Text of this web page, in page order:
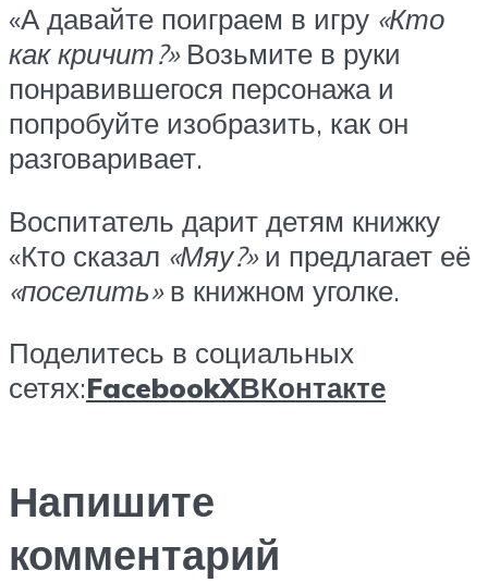
«А давайте поиграем в игру «Кто
как кричит?»Возьмите в руки
понравившегося персонажа и
попробуйте изобразить, как он
разговаривает.
Воспитатель дарит детям книжку
«Кто сказал «Мяу?»и предлагает её
«поселить»в книжном уголке.
Поделитесь в социальных
сетях:FacebookXВКонтакте
Напишите
комментарий